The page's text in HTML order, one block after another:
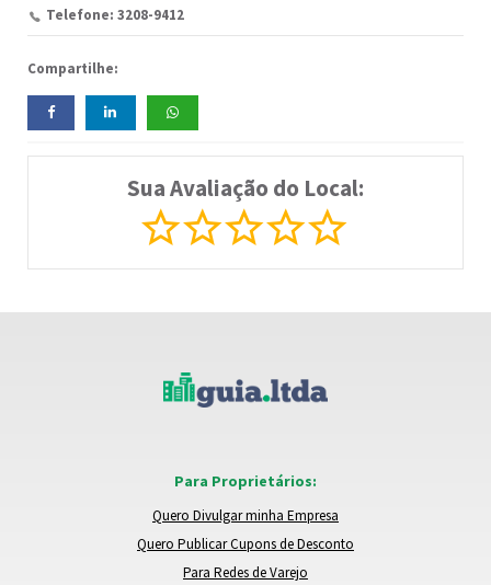
Telefone: 3208-9412
Compartilhe:
Sua Avaliação do Local:
Para Proprietários:
Quero Divulgar minha Empresa
Quero Publicar Cupons de Desconto
Para Redes de Varejo